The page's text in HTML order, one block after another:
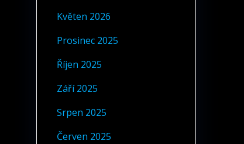
Květen 2026
Prosinec 2025
Říjen 2025
Září 2025
Srpen 2025
Červen 2025